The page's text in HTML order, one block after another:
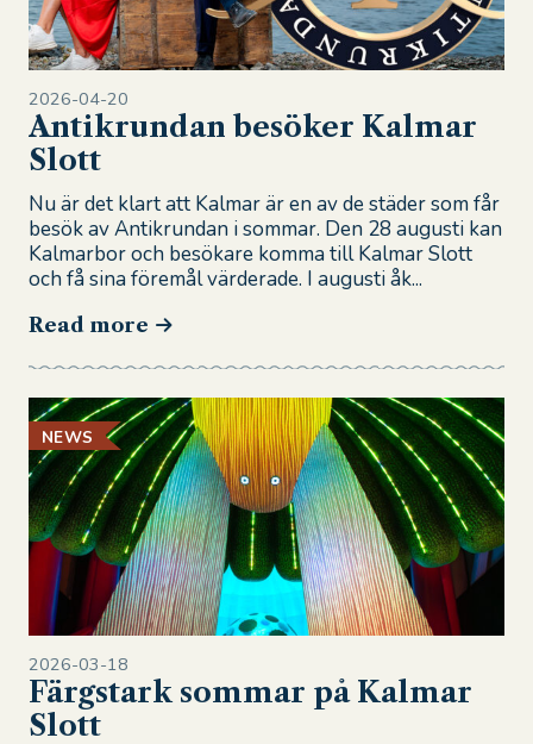
2026-04-20
Antikrundan besöker Kalmar
Slott
Nu är det klart att Kalmar är en av de städer som får
besök av Antikrundan i sommar. Den 28 augusti kan
Kalmarbor och besökare komma till Kalmar Slott
och få sina föremål värderade. I augusti åk...
Read more
NEWS
2026-03-18
Färgstark sommar på Kalmar
Slott